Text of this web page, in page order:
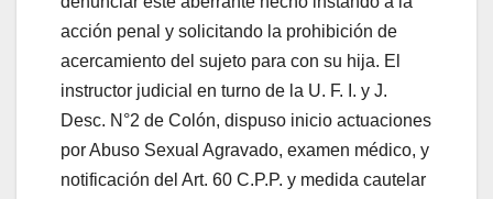
acción penal y solicitando la prohibición de
acercamiento del sujeto para con su hija. El
instructor judicial en turno de la U. F. I. y J.
Desc. N°2 de Colón, dispuso inicio actuaciones
por Abuso Sexual Agravado, examen médico, y
notificación del Art. 60 C.P.P. y medida cautelar